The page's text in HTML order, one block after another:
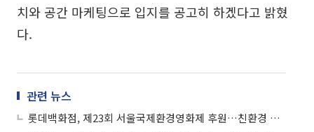
치와 공간 마케팅으로 입지를 공고히 하겠다고 밝혔
다.
관련 뉴스
롯데백화점, 제23회 서울국제환경영화제 후원…친환경 행보 이어간다